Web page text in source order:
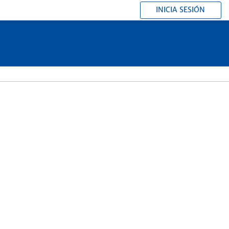
INICIA SESIÓN